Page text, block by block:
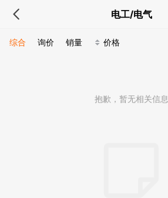
电工/电气
综合 询价 销量 价格
抱歉，暂无相关信息